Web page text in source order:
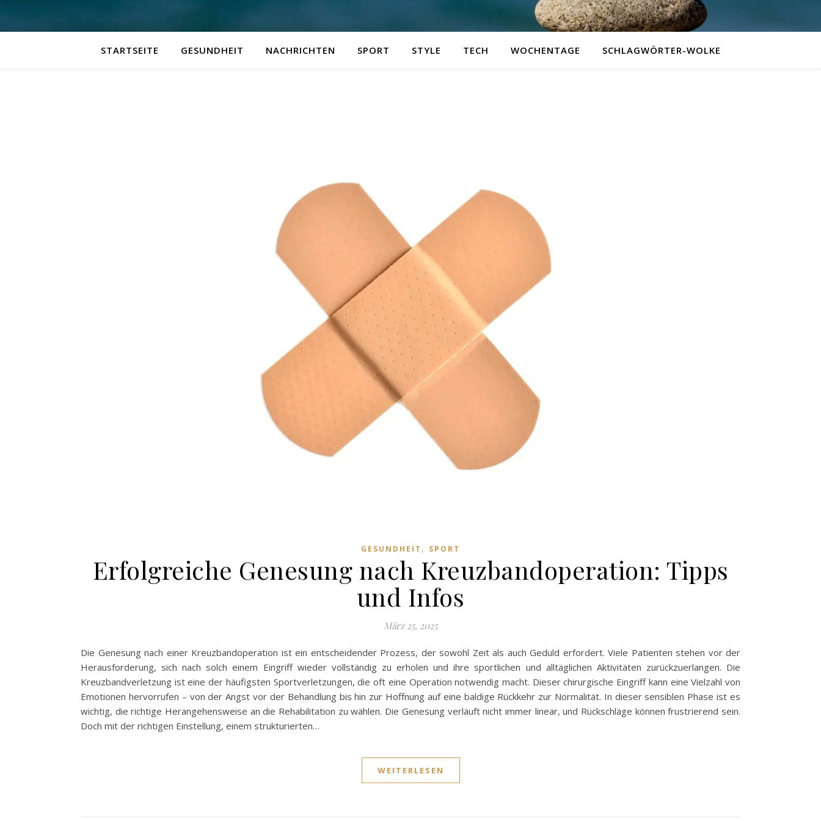
STARTSEITE GESUNDHEIT NACHRICHTEN SPORT STYLE TECH WOCHENTAGE SCHLAGWÖRTER-WOLKE
GESUNDHEIT , SPORT
Erfolgreiche Genesung nach Kreuzbandoperation: Tipps
und Infos
März 25, 2025
Die Genesung nach einer Kreuzbandoperation ist ein entscheidender Prozess, der sowohl Zeit als auch Geduld erfordert. Viele Patienten stehen vor der
Herausforderung, sich nach solch einem Eingriff wieder vollständig zu erholen und ihre sportlichen und alltäglichen Aktivitäten zurückzuerlangen. Die
Kreuzbandverletzung ist eine der häufigsten Sportverletzungen, die oft eine Operation notwendig macht. Dieser chirurgische Eingriff kann eine Vielzahl von
Emotionen hervorrufen – von der Angst vor der Behandlung bis hin zur Hoffnung auf eine baldige Rückkehr zur Normalität. In dieser sensiblen Phase ist es
wichtig, die richtige Herangehensweise an die Rehabilitation zu wählen. Die Genesung verläuft nicht immer linear, und Rückschläge können frustrierend sein.
Doch mit der richtigen Einstellung, einem strukturierten…
WEITERLESEN